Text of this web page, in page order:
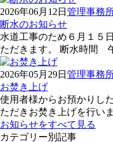
2026年06月12日 管理事務
断水のお知らせ
水道工事のため６月１５
ただきます。 断水時間
2026年05月29日 管理事務
お焚き上げ
使用者様からお預かりし
ただきお焚き上げを行い
お知らせをすべて見る
カテゴリー別記事